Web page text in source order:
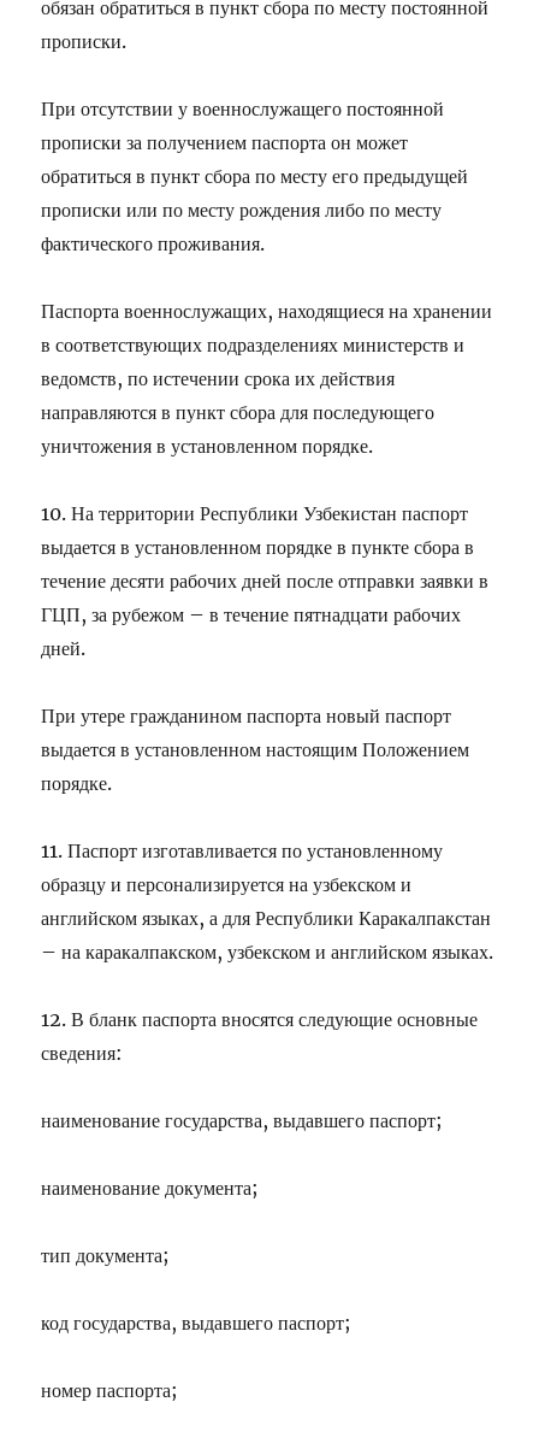
обязан обратиться в пункт сбора по месту постоянной
прописки.
При отсутствии у военнослужащего постоянной
прописки за получением паспорта он может
обратиться в пункт сбора по месту его предыдущей
прописки или по месту рождения либо по месту
фактического проживания.
Паспорта военнослужащих, находящиеся на хранении
в соответствующих подразделениях министерств и
ведомств, по истечении срока их действия
направляются в пункт сбора для последующего
уничтожения в установленном порядке.
10. На территории Республики Узбекистан паспорт
выдается в установленном порядке в пункте сбора в
течение десяти рабочих дней после отправки заявки в
ГЦП, за рубежом – в течение пятнадцати рабочих
дней.
При утере гражданином паспорта новый паспорт
выдается в установленном настоящим Положением
порядке.
11. Паспорт изготавливается по установленному
образцу и персонализируется на узбекском и
английском языках, а для Республики Каракалпакстан
– на каракалпакском, узбекском и английском языках.
12. В бланк паспорта вносятся следующие основные
сведения:
наименование государства, выдавшего паспорт;
наименование документа;
тип документа;
код государства, выдавшего паспорт;
номер паспорта;